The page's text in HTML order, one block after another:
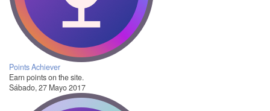
Points Achiever
Earn points on the site.
Sábado, 27 Mayo 2017